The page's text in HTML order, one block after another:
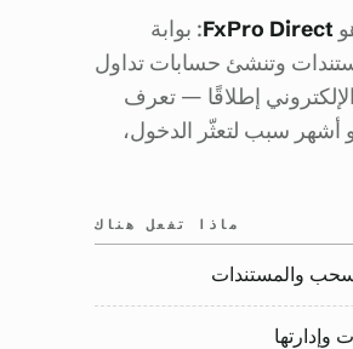
FxPro Direct: بوابة
وتنشئ حسابات تداول
إطلاقًا — تعرف
أشهر سبب لتعثّر الدخول،
ماذا تفعل هناك
والمستندات
وإدارتها